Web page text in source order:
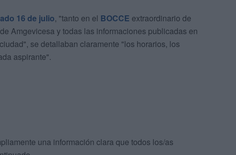
16 de julio, "tanto en el BOCCE extraordinario de
Amgevicesa y todas las informaciones publicadas en
se detallaban claramente "los horarios, los
aspirante".
una información clara que todos los/as